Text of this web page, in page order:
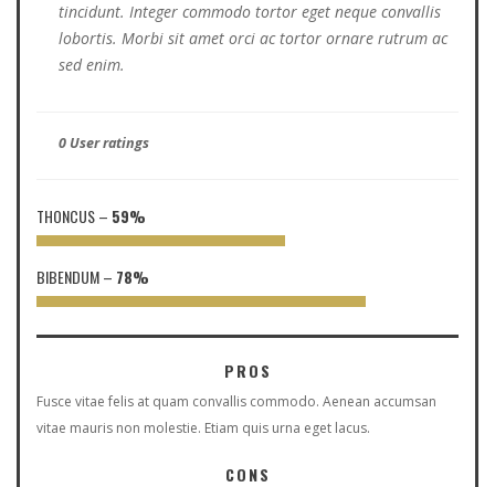
tincidunt. Integer commodo tortor eget neque convallis
lobortis. Morbi sit amet orci ac tortor ornare rutrum ac
sed enim.
0 User ratings
THONCUS– 59%
BIBENDUM– 78%
PROS
Fusce vitae felis at quam convallis commodo. Aenean accumsan
vitae mauris non molestie. Etiam quis urna eget lacus.
CONS